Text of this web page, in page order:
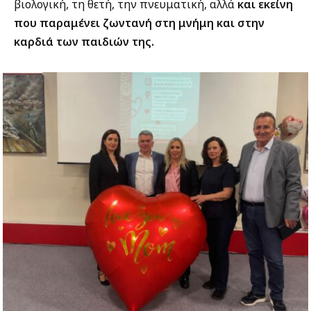
βιολογική, τη θετή, την πνευματική, αλλά και εκείνη
που παραμένει ζωντανή στη μνήμη και στην
καρδιά των παιδιών της.